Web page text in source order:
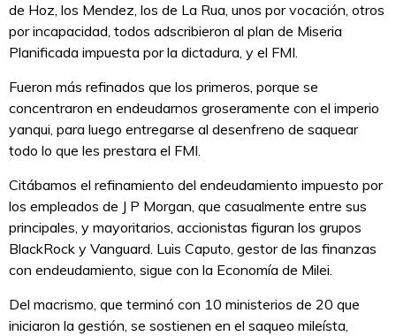
de Hoz, los Mendez, los de La Rua, unos por vocación, otros
por incapacidad, todos adscribieron al plan de Miseria
Planificada impuesta por la dictadura, y el FMI.
Fueron más refinados que los primeros, porque se
concentraron en endeudarnos groseramente con el imperio
yanqui, para luego entregarse al desenfreno de saquear
todo lo que les prestara el FMI.
Citábamos el refinamiento del endeudamiento impuesto por
los empleados de J P Morgan, que casualmente entre sus
principales, y mayoritarios, accionistas figuran los grupos
BlackRock y Vanguard. Luis Caputo, gestor de las finanzas
con endeudamiento, sigue con la Economía de Milei.
Del macrismo, que terminó con 10 ministerios de 20 que
iniciaron la gestión, se sostienen en el saqueo mileísta,